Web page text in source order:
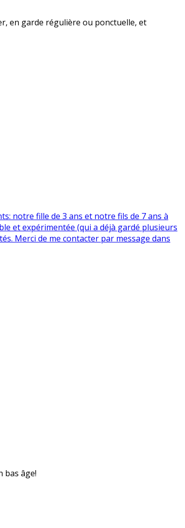
en garde régulière ou ponctuelle, et
notre fille de 3 ans et notre fils de 7 ans à
et expérimentée (qui a déjà gardé plusieurs
Merci de me contacter par message dans
bas âge!